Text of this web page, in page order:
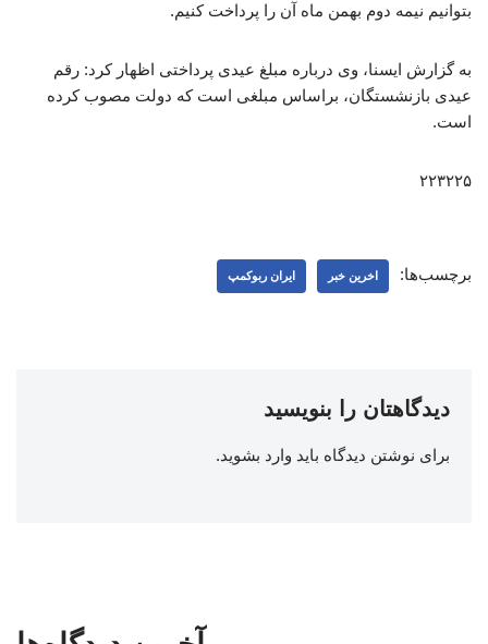
بتوانیم نیمه دوم بهمن ماه آن را پرداخت کنیم.
به گزارش ایسنا، وی درباره مبلغ عیدی پرداختی اظهار کرد: رقم
عیدی بازنشستگان، براساس مبلغی است که دولت مصوب کرده
است.
۲۲۳۲۲۵
برچسب‌ها: اخرین خبر ایران ربوکمپ
دیدگاهتان را بنویسید
برای نوشتن دیدگاه باید وارد بشوید.